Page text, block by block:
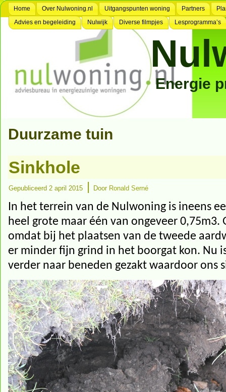
Home Over Nulwoning.nl Uitgangspunten woning Partners
Advies en begeleiding
Nulwijk Diverse filmpjes Lesprogramma’s
Energie
Duurzame tuin
Sinkhole
Gepubliceerd 2 april 2015 | Door Ronald Serné
In het terrein van de Nulwoning is ineens
heel grote maar één van ongeveer
omdat bij het plaatsen van de tweede
er minder fijn grind in het boorgat kon. Nu
verder naar beneden gezakt waardoor ons